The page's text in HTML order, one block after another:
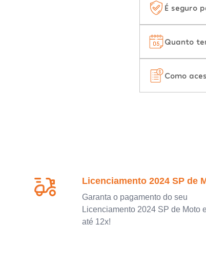
É seguro
Quanto
Como
Licenciamento 2024 SP de
Garanta o pagamento do seu
Licenciamento 2024 SP de Moto
até 12x!